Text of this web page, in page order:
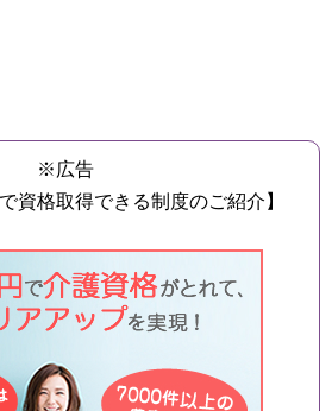
※広告
資格取得できる制度のご紹介】